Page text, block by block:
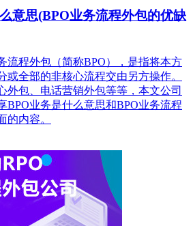
意思(BPO业务流程外包的优缺
流程外包（简称BPO），是指将本方
或全部的非核心流程交由另方操作。
外包、电话营销外包等等，本文公司
BPO业务是什么意思和BPO业务流程
的内容。